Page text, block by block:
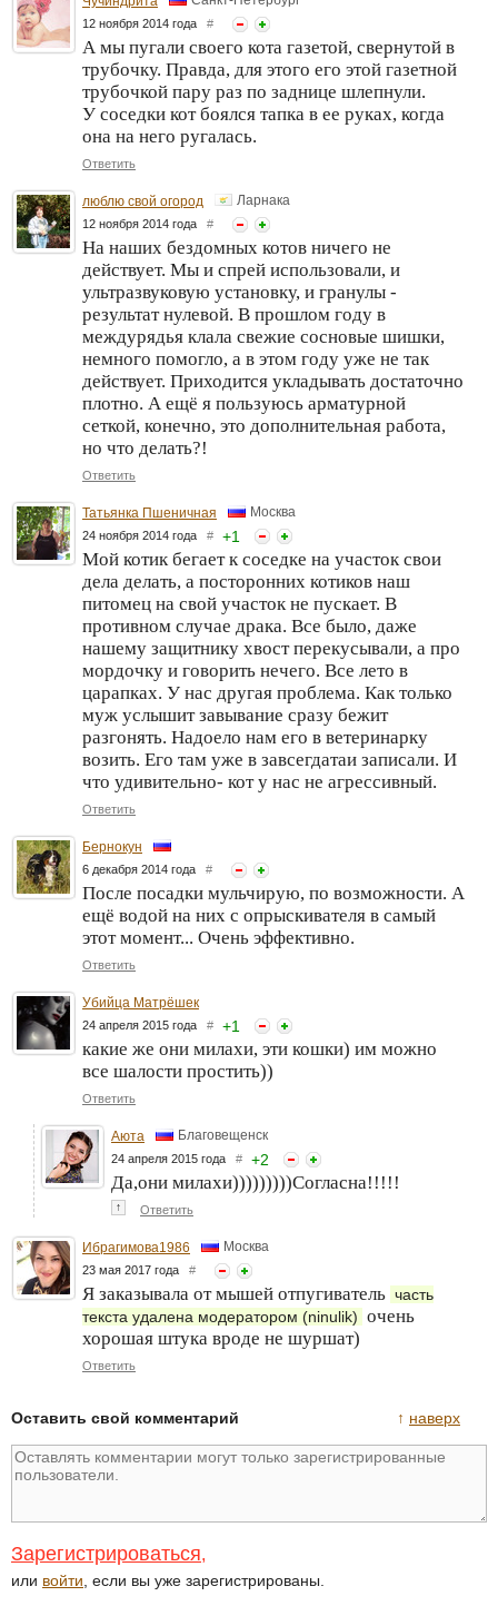
12 ноября 2014 года #
А мы пугали своего кота газетой, свернутой в
трубочку. Правда, для этого его этой газетной
трубочкой пару раз по заднице шлепнули.
У соседки кот боялся тапка в ее руках, когда
она на него ругалась.
Ответить
люблю свой огород Ларнака
12 ноября 2014 года #
На наших бездомных котов ничего не
действует. Мы и спрей использовали, и
ультразвуковую установку, и гранулы -
результат нулевой. В прошлом году в
междурядья клала свежие сосновые шишки,
немного помогло, а в этом году уже не так
действует. Приходится укладывать достаточно
плотно. А ещё я пользуюсь арматурной
сеткой, конечно, это дополнительная работа,
но что делать?!
Ответить
Татьянка Пшеничная Москва
24 ноября 2014 года # +1
Мой котик бегает к соседке на участок свои
дела делать, а посторонних котиков наш
питомец на свой участок не пускает. В
противном случае драка. Все было, даже
нашему защитнику хвост перекусывали, а про
мордочку и говорить нечего. Все лето в
царапках. У нас другая проблема. Как только
муж услышит завывание сразу бежит
разгонять. Надоело нам его в ветеринарку
возить. Его там уже в завсегдатаи записали. И
что удивительно- кот у нас не агрессивный.
Ответить
Бернокун
6 декабря 2014 года #
После посадки мульчирую, по возможности. А
ещё водой на них с опрыскивателя в самый
этот момент... Очень эффективно.
Ответить
Убийца Матрёшек
24 апреля 2015 года # +1
какие же они милахи, эти кошки) им можно
все шалости простить))
Ответить
Аюта Благовещенск
24 апреля 2015 года # +2
Да,они милахи)))))))))Согласна!!!!!
↑ Ответить
Ибрагимова1986 Москва
23 мая 2017 года #
Я заказывала от мышей отпугиватель часть
текста удалена модератором (ninulik) очень
хорошая штука вроде не шуршат)
Ответить
↑ наверх
Оставить свой комментарий
Зарегистрироваться,
или войти, если вы уже зарегистрированы.